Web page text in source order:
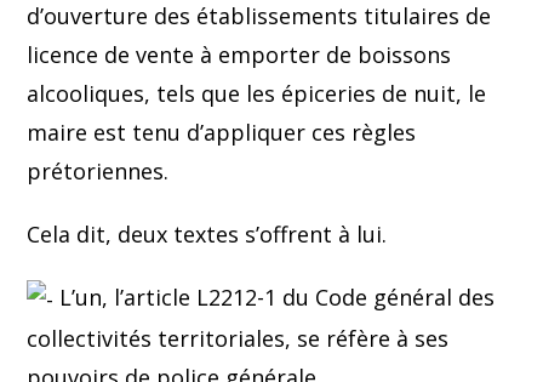
d’ouverture des établissements titulaires de
licence de vente à emporter de boissons
alcooliques, tels que les épiceries de nuit, le
maire est tenu d’appliquer ces règles
prétoriennes.
Cela dit, deux textes s’offrent à lui.
L’un, l’article L2212-1 du Code général des
collectivités territoriales, se réfère à ses